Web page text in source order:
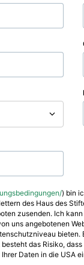
) bin
des Haus des
zusenden. Ich
uns angebotenen
das Risiko,
Daten in die